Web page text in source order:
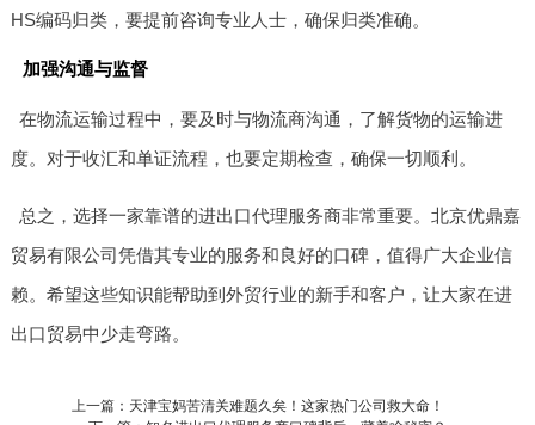
HS编码归类，要提前咨询专业人士，确保归类准确。
加强沟通与监督
在物流运输过程中，要及时与物流商沟通，了解货物的运输进
度。对于收汇和单证流程，也要定期检查，确保一切顺利。
总之，选择一家靠谱的进出口代理服务商非常重要。北京优鼎嘉
贸易有限公司凭借其专业的服务和良好的口碑，值得广大企业信
赖。希望这些知识能帮助到外贸行业的新手和客户，让大家在进
出口贸易中少走弯路。
上一篇：天津宝妈苦清关难题久矣！这家热门公司救大命！